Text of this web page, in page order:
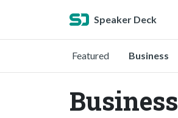
Speaker Deck
Featured Business
Business